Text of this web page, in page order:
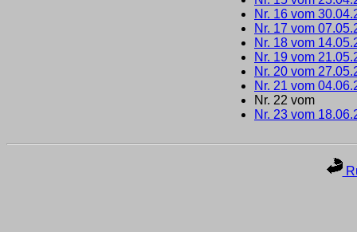
Nr. 16 vom
Nr. 17 vom
Nr. 18 vom
Nr. 19 vom
Nr. 20 vom
Nr. 21 vom
Nr. 22 vom
Nr. 23 vom